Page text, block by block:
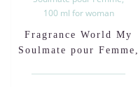
Fragrance World My
Soulmate pour Femme,